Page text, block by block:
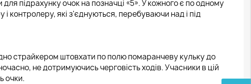
підрахунку очок на позначці «5». У кожного є по одному
контролеру, які з'єднуються, перебуваючи над і під
страйкером штовхати по полю помаранчеву кульку до
не дотримуючись черговість ходів. Учасники в цій
очки.